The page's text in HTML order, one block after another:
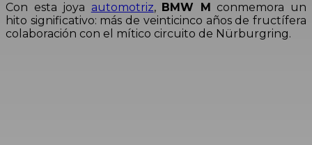
Con esta joya automotriz, BMW M conmemora un
hito significativo: más de veinticinco años de fructífera
colaboración con el mítico circuito de Nürburgring.